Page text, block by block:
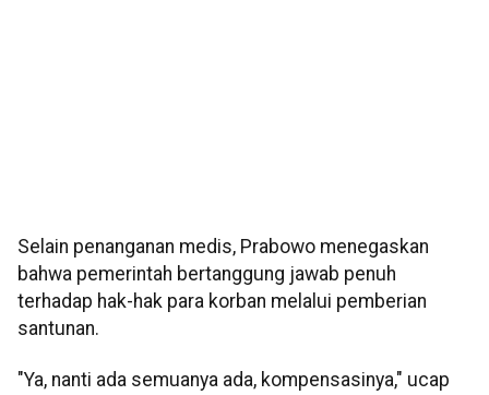
Selain penanganan medis, Prabowo menegaskan
bahwa pemerintah bertanggung jawab penuh
terhadap hak-hak para korban melalui pemberian
santunan.
"Ya, nanti ada semuanya ada, kompensasinya," ucap